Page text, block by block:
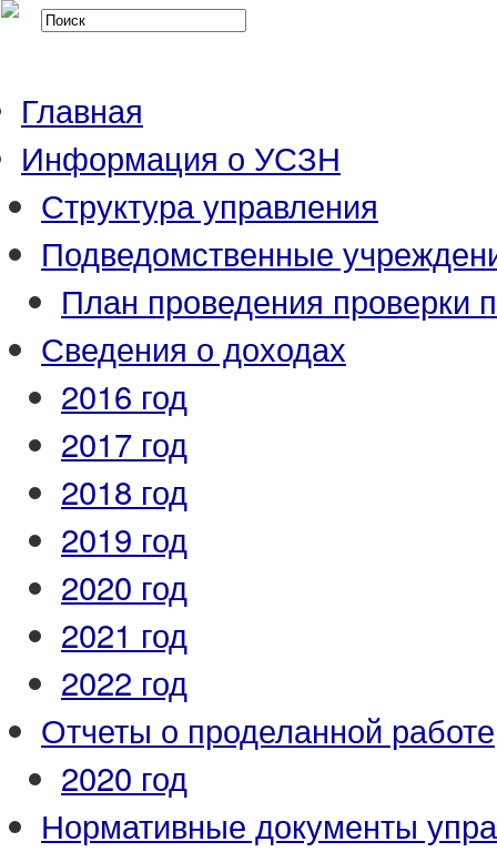
Главная
Информация о УСЗН
Структура управления
Подведомственные
План проведения проверки
Сведения о доходах
2016 год
2017 год
2018 год
2019 год
2020 год
2021 год
2022 год
Отчеты о проделанной работе
2020 год
Нормативные документы